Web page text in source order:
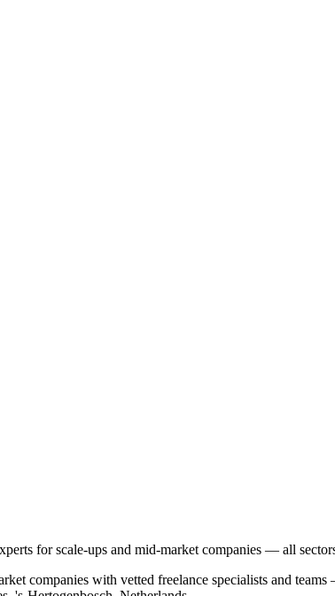
for scale-ups and mid-market companies — all
companies with vetted freelance specialists and